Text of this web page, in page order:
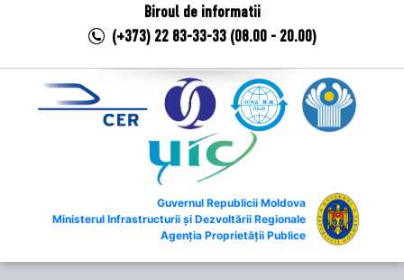
Biroul de informatii
(+373) 22 83-33-33 (08.00 - 20.00)
Guvernul Republicii Moldova
Ministerul Infrastructurii și Dezvoltării Regionale
Agenția Proprietății Publice